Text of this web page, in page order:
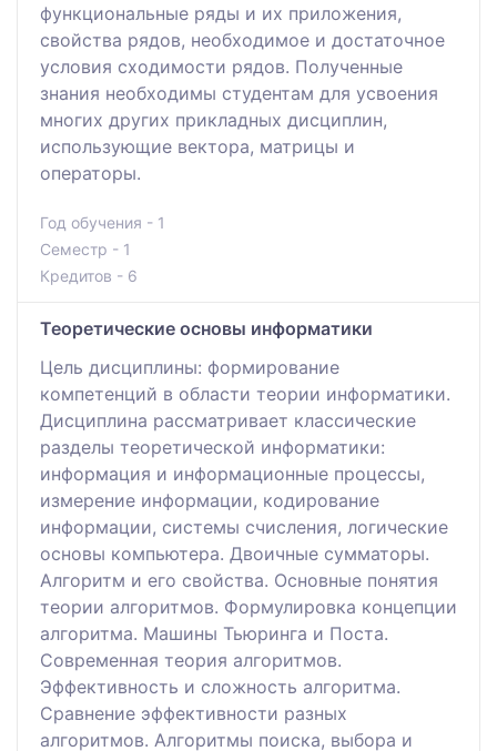
функциональные ряды и их приложения,
свойства рядов, необходимое и достаточное
условия сходимости рядов. Полученные
знания необходимы студентам для усвоения
многих других прикладных дисциплин,
использующие вектора, матрицы и
операторы.
Год обучения - 1
Семестр - 1
Кредитов - 6
Теоретические основы информатики
Цель дисциплины: формирование
компетенций в области теории информатики.
Дисциплина рассматривает классические
разделы теоретической информатики:
информация и информационные процессы,
измерение информации, кодирование
информации, системы счисления, логические
основы компьютера. Двоичные сумматоры.
Алгоритм и его свойства. Основные понятия
теории алгоритмов. Формулировка концепции
алгоритма. Машины Тьюринга и Поста.
Современная теория алгоритмов.
Эффективность и сложность алгоритма.
Сравнение эффективности разных
алгоритмов. Алгоритмы поиска, выбора и